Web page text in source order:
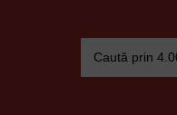
Search
for: